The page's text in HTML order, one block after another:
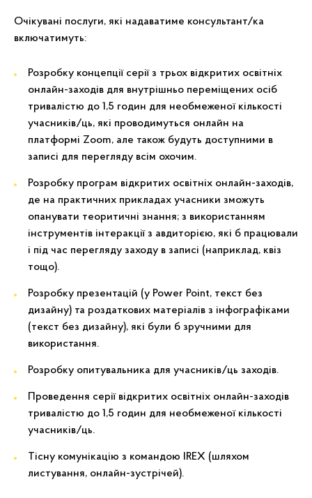
Очікувані послуги, які надаватиме консультант/ка
включатимуть:
Розробку концепції серії з трьох відкритих освітніх
онлайн-заходів для внутрішньо переміщених осіб
тривалістю до 1,5 годин для необмеженої кількості
учасників/ць, які проводимуться онлайн на
платформі Zoom, але також будуть доступними в
записі для перегляду всім охочим.
Розробку програм відкритих освітніх онлайн-заходів,
де на практичних прикладах учасники зможуть
опанувати теоритичні знання; з використанням
інструментів інтеракції з авдиторією, які б працювали
і під час перегляду заходу в записі (наприклад, квіз
тощо).
Розробку презентацій (у Power Point, текст без
дизайну) та роздаткових матеріалів з інфографіками
(текст без дизайну), які були б зручними для
використання.
Розробку опитувальника для учасників/ць заходів.
Проведення серії відкритих освітніх онлайн-заходів
тривалістю до 1,5 годин для необмеженої кількості
учасників/ць.
Тісну комунікацію з командою IREX (шляхом
листування, онлайн-зустрічей).